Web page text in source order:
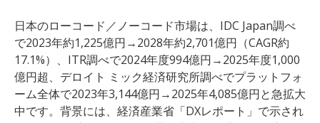
日本のローコード／ノーコード市場は、IDC Japan調べ
で2023年約1,225億円→2028年約2,701億円（CAGR約
17.1%）、ITR調べで2024年度994億円→2025年度1,000
億円超、デロイト ミック経済研究所調べでプラットフォ
ーム全体で2023年3,144億円→2025年4,085億円と急拡大
中です。背景には、経済産業省「DXレポート」で示され